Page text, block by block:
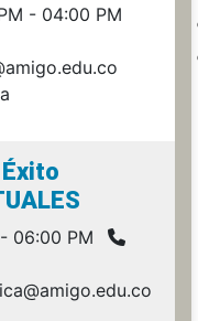
- 04:00 PM
06:00 PM